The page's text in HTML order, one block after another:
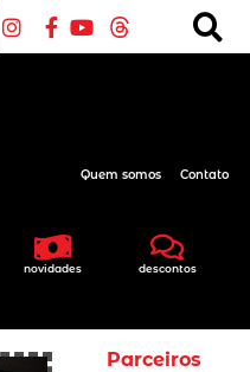
novidades descontos
Quem somos Contato
Parceiros